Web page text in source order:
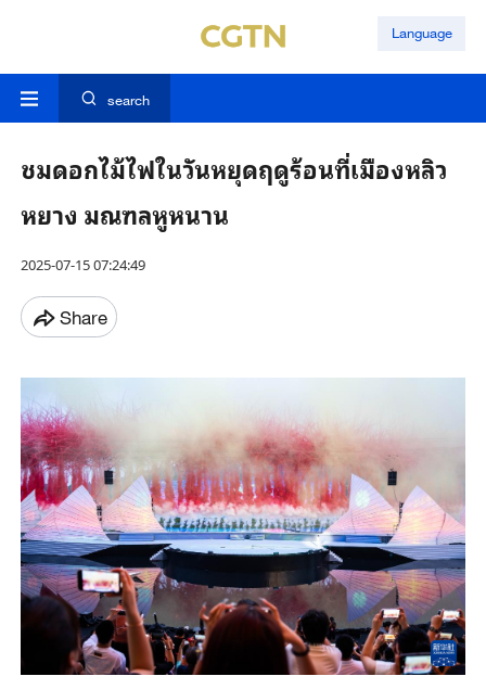
Language
search
ชมดอกไม้ไฟในวันหยุดฤดูร้อนที่เมืองหลิว
หยาง มณฑลหูหนาน
2025-07-15 07:24:49
Share